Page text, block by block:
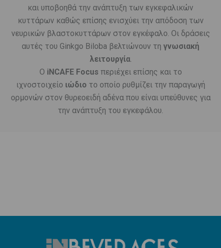
και υποβοηθά την ανάπτυξη των εγκεφαλικών
κυττάρων καθώς επίσης ενισχύει την απόδοση των
νευρικών βλαστοκυττάρων στον εγκέφαλο. Οι δράσεις
αυτές του Ginkgo Biloba βελτιώνουν τη γνωσιακή
λειτουργία.
O iNCAFE Focus περιέχει επίσης και το
ιχνοστοιχείο ιώδιο το οποίο ρυθμίζει την παραγωγή
ορμονών στον θυρεοειδή αδένα που είναι υπεύθυνες για
την ανάπτυξη του εγκεφάλου.